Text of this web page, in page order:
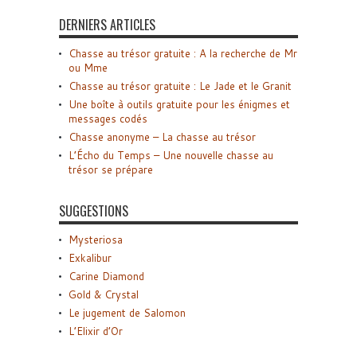
DERNIERS ARTICLES
Chasse au trésor gratuite : A la recherche de Mr
ou Mme
Chasse au trésor gratuite : Le Jade et le Granit
Une boîte à outils gratuite pour les énigmes et
messages codés
Chasse anonyme – La chasse au trésor
L’Écho du Temps – Une nouvelle chasse au
trésor se prépare
SUGGESTIONS
Mysteriosa
Exkalibur
Carine Diamond
Gold & Crystal
Le jugement de Salomon
L’Elixir d’Or